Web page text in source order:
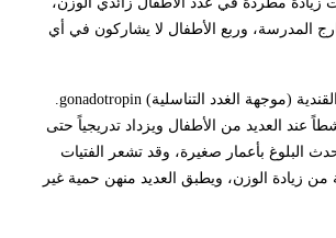
المدرسة، وربع الأطفال لا يشاركون في أي
(موجهة الغدد التناسلية) gonadotropin
.
عند العديد من الأطفال ويزداد تدريجياً حتى
البلوغ بأعمار صغيرة، وقد تشعر الفتيات
من زيادة الوزن، ويطبق العديد منهن حمية غير